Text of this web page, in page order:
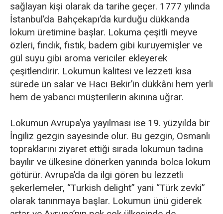
sağlayan kişi olarak da tarihe geçer. 1777 yılında
İstanbul’da Bahçekapı’da kurduğu dükkanda
lokum üretimine başlar. Lokuma çeşitli meyve
özleri, fındık, fıstık, badem gibi kuruyemişler ve
gül suyu gibi aroma vericiler ekleyerek
çeşitlendirir. Lokumun kalitesi ve lezzeti kısa
sürede ün salar ve Hacı Bekir’in dükkânı hem yerli
hem de yabancı müşterilerin akınına uğrar.
Lokumun Avrupa’ya yayılması ise 19. yüzyılda bir
İngiliz gezgin sayesinde olur. Bu gezgin, Osmanlı
topraklarını ziyaret ettiği sırada lokumun tadına
bayılır ve ülkesine dönerken yanında bolca lokum
götürür. Avrupa’da da ilgi gören bu lezzetli
şekerlemeler, “Turkish delight” yani “Türk zevki”
olarak tanınmaya başlar. Lokumun ünü giderek